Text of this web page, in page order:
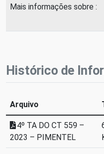
Mais informações sobre :
Histórico de
Arquivo
4º TA DO CT 559 –
2023 – PIMENTEL